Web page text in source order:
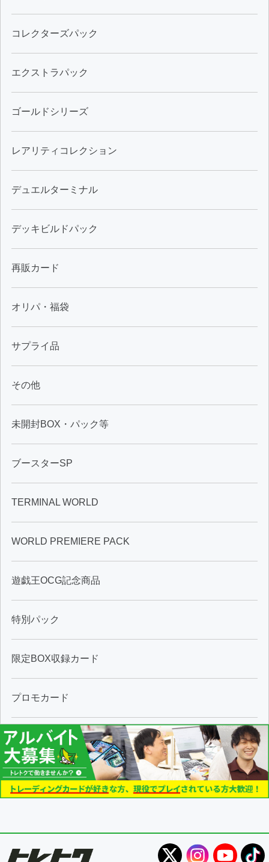
コレクターズパック
エクストラパック
ゴールドシリーズ
レアリティコレクション
デュエルターミナル
デッキビルドパック
再販カード
オリパ・福袋
サプライ品
その他
未開封BOX・パック等
ブースターSP
TERMINAL WORLD
WORLD PREMIERE PACK
遊戯王OCG記念商品
特別パック
限定BOX収録カード
プロモカード